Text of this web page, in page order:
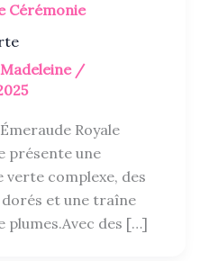
Cérémonie
/
Royale
présente une
verte complexe, des
et une traîne
plumes.Avec des […]